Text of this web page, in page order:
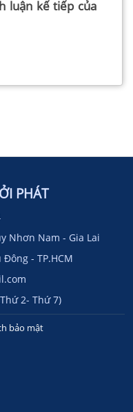
luận kế tiếp của
PHÁT
Nhơn Nam - Gia Lai
Đông - TP.HCM
2- Thứ 7)
bảo mật